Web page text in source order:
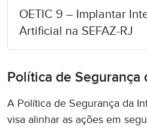
OETIC 9 – Implantar
Artificial na SEFAZ-RJ
Política de Segurança
A Política de Segurança da
visa alinhar as ações em